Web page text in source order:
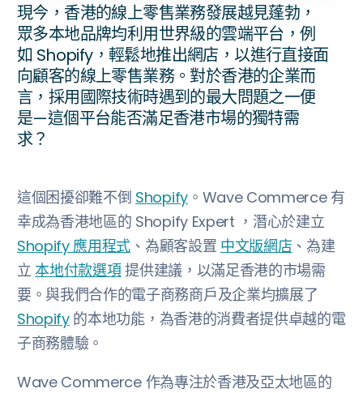
現今，香港的線上零售業務發展越見蓬勃，
眾多本地品牌均利用世界級的雲端平台，例
如 Shopify，輕鬆地推出網店，以進行直接面
向顧客的線上零售業務。對於香港的企業而
言，採用國際技術時遇到的最大問題之一便
是—這個平台能否滿足香港市場的獨特需
求？
這個困擾卻難不倒 Shopify。Wave Commerce 有
幸成為香港地區的 Shopify Expert ，潛心於建立
Shopify 應用程式 、為顧客設置 中文版網店 、為建
立本地付款選項提供建議，以滿足香港的市場需
要。與我們合作的電子商務商戶及企業均擴展了
Shopify的本地功能，為香港的消費者提供卓越的電
子商務體驗。
Wave Commerce 作為專注於香港及亞太地區的